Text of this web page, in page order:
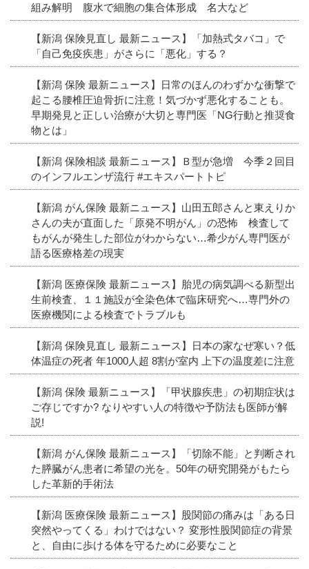
組み解明 腹水で細胞の集合体形成 名大など
【新潟 保険見直し 最新ニュース】「加熱式タバコ」で
「自己免疫疾患」がさらに「悪化」する？
【新潟 保険 最新ニュース】日常のほんのわずかな衝撃で
起こる腰椎圧迫骨折に注意！気づかず悪化することも。
早期発見と正しい治療が大切と専門医「NG行動と推奨食
物とは」
【新潟 保険相談 最新ニュース】Ｂ型が急増 今季２回目
のインフルエンザ流行 #エキスパートトピ
【新潟 がん保険 最新ニュース】山田五郎さんと東えりか
さんの夫が直面した「原発不明がん」の恐怖 検査して
もがんが発生した部位がわからない…希少がん専門医が
語る医療格差の現実
【新潟 医療保険 最新ニュース】胎児の病気調べる新型出
生前検査、１１施設が全染色体で臨床研究へ…専門外の
医療機関による検査でトラブルも
【新潟 保険見直し 最新ニュース】日本の家なぜ寒い？低
体温症の死者 年1000人超 8割が室内 上下の温度差に注意
【新潟 保険 最新ニュース】「甲状腺疾患」の初期症状は
ご存じですか? なりやすい人の特徴や予防法も医師が解
説!
【新潟 がん保険 最新ニュース】「切除不能」と判断され
た膵臓がん患者に希望の光を。50年の研究開発がもたら
した革新的手術法
【新潟 医療保険 最新ニュース】股関節の痛みは「ある日
突然やってくる」わけではない？ 変形性股関節症の背景
と、自由に歩ける体を守るために必要なこと